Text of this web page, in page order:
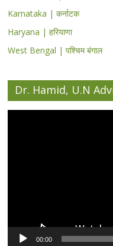
Karnataka | कर्नाटक
Haryana | हरियाणा
West Bengal | पश्चिम बंगाल
Dr. Hamid, U.N
00:00